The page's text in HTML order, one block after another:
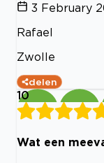
3 February
Rafael
Zwolle
delen
10
Wat een